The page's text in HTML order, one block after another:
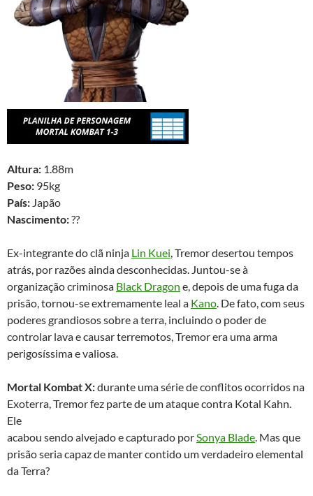
Altura: 1.88m
Peso: 95kg
País: Japão
Nascimento:??
Ex-integrante do clã ninja Lin Kuei, Tremor desertou tempos
atrás, por razões ainda desconhecidas. Juntou-se à
organização criminosa Black Dragon e, depois de uma fuga da
prisão, tornou-se extremamente leal a Kano. De fato, com seus
poderes grandiosos sobre a terra, incluindo o poder de
controlar lava e causar terremotos, Tremor era uma arma
perigosíssima e valiosa.
Mortal Kombat X:durante uma série de conflitos ocorridos na
Exoterra, Tremor fez parte de um ataque contra Kotal Kahn.
Ele
acabou sendo alvejado e capturado porSonya Blade. Mas que
prisão seria capaz de manter contido um verdadeiro elemental
da Terra?